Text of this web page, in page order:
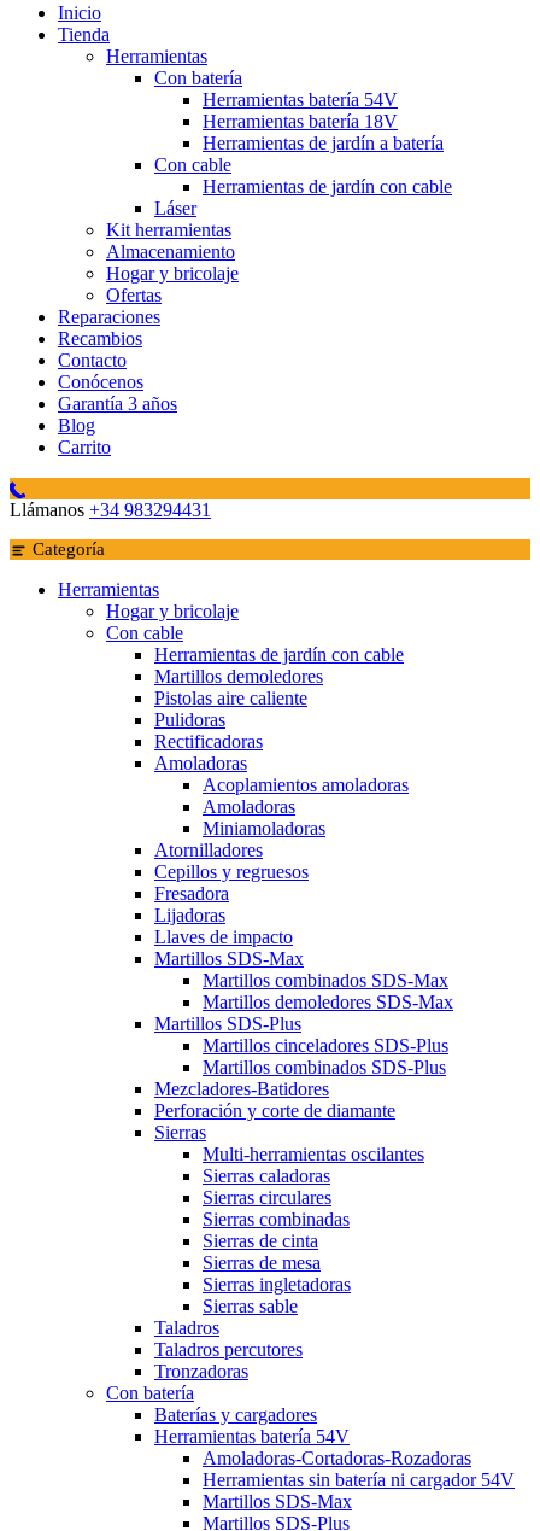
Inicio
Tienda
Herramientas
Con batería
Herramientas batería 54V
Herramientas batería 18V
Herramientas de jardín a batería
Con cable
Herramientas de jardín con cable
Láser
Kit herramientas
Almacenamiento
Hogar y bricolaje
Ofertas
Reparaciones
Recambios
Contacto
Conócenos
Garantía 3 años
Blog
Carrito
Llámanos +34 983294431
Categoría
Herramientas
Hogar y bricolaje
Con cable
Herramientas de jardín con cable
Martillos demoledores
Pistolas aire caliente
Pulidoras
Rectificadoras
Amoladoras
Acoplamientos amoladoras
Amoladoras
Miniamoladoras
Atornilladores
Cepillos y regruesos
Fresadora
Lijadoras
Llaves de impacto
Martillos SDS-Max
Martillos combinados SDS-Max
Martillos demoledores SDS-Max
Martillos SDS-Plus
Martillos cinceladores SDS-Plus
Martillos combinados SDS-Plus
Mezcladores-Batidores
Perforación y corte de diamante
Sierras
Multi-herramientas oscilantes
Sierras caladoras
Sierras circulares
Sierras combinadas
Sierras de cinta
Sierras de mesa
Sierras ingletadoras
Sierras sable
Taladros
Taladros percutores
Tronzadoras
Con batería
Baterías y cargadores
Herramientas batería 54V
Amoladoras-Cortadoras-Rozadoras
Herramientas sin batería ni cargador 54V
Martillos SDS-Max
Martillos SDS-Plus